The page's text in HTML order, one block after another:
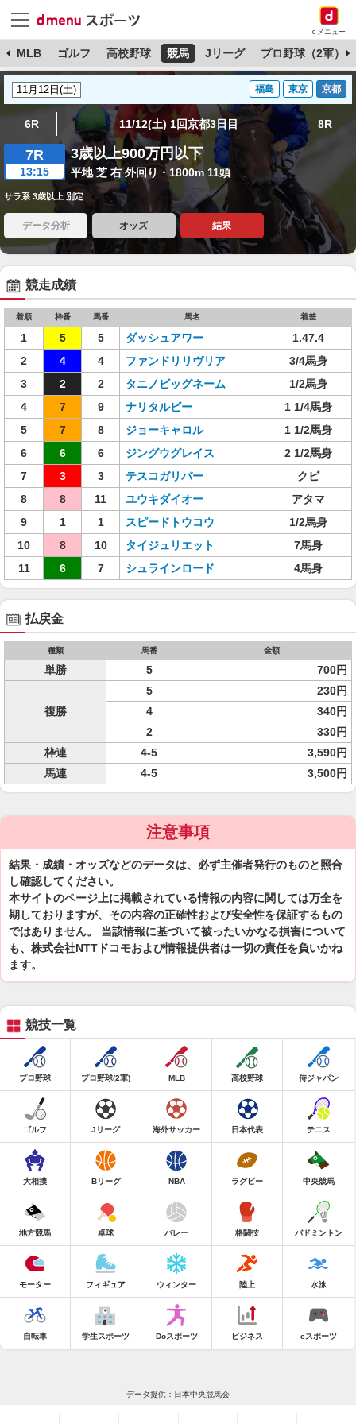
dメニュー
MLB ゴルフ 高校野球 競馬 Jリーグ プロ野球（2軍）
福島 東京 京都
6R 11/12(土) 1回京都3日目 8R
7R
13:15
3歳以上900万円以下
平地 芝 右 外回り・1800m 11頭
サラ系 3歳以上 別定
データ分析 オッズ 結果
競走成績
着順 枠番 馬番 馬名 着差
1 5 5 ダッシュアワー
1.47.4
2
4 4 ファンドリリヴリア
3/4馬身
3
2 2 タニノビッグネーム
1/2馬身
4
7 9 ナリタルビー
1 1/4馬身
5
7 8 ジョーキャロル
1 1/2馬身
6
6 6 ジングウグレイス
2 1/2馬身
7
3 3 テスコガリバー
クビ
8
8 11 ユウキダイオー
アタマ
9
1 1 スピードトウコウ
1/2馬身
10
8 10 タイジュリエット
7馬身
11
6 7 シュラインロード 4馬身
払戻金
種類 馬番 金額
単勝 5 700円
複勝
5
230円
4
340円
2
330円
枠連
4-5
3,590円
馬連
4-5 3,500円
注意事項
結果・成績・オッズなどのデータは、必ず主催者発行のものと照合
し確認してください。
本サイトのページ上に掲載されている情報の内容に関しては万全を
期しておりますが、その内容の正確性および安全性を保証するもの
ではありません。 当該情報に基づいて被ったいかなる損害について
も、株式会社NTTドコモおよび情報提供者は一切の責任を負いかね
ます。
競技一覧
プロ野球 プロ野球(2軍) MLB 高校野球 侍ジャパン
ゴルフ Jリーグ 海外サッカー 日本代表 テニス
大相撲 Bリーグ NBA ラグビー 中央競馬
地方競馬 卓球 バレー 格闘技 バドミントン
モーター フィギュア ウィンター 陸上 水泳
自転車 学生スポーツ Doスポーツ ビジネス eスポーツ
データ提供：日本中央競馬会